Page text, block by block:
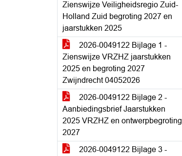
Zienswijze Veiligheidsregio Zuid-
Holland Zuid begroting 2027 en
jaarstukken 2025
2026-0049122 Bijlage 1 -
Zienswijze VRZHZ jaarstukken
2025 en begroting 2027
Zwijndrecht 04052026
2026-0049122 Bijlage 2 -
Aanbiedingsbrief Jaarstukken
2025 VRZHZ en ontwerpbegroting
2027
2026-0049122 Bijlage 3 -